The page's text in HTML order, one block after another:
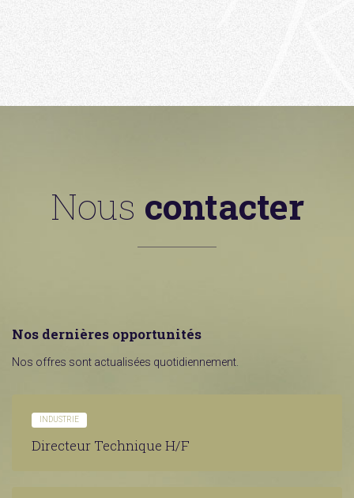
Nous contacter
Nos dernières opportunités
Nos offres sont actualisées quotidiennement.
INDUSTRIE
Directeur Technique H/F